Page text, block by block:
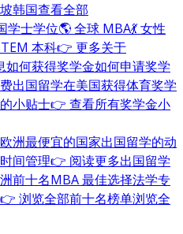
韩国查看全部
学士学位🌎 全球 MBA💃 女性
本科👉 更多关于
如何获得奖学金如何申请奖学
出国留学在美国获得体育奖学
小贴士👉 查看所有奖学金小
欧洲最便宜的国家出国留学的动
间管理👉 阅读更多出国留学
前十名MBA 最佳选择法学专
👉 浏览全部前十名榜单浏览全